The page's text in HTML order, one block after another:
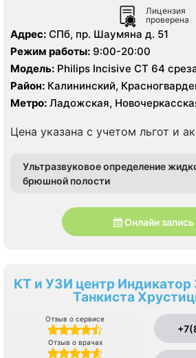
Лицензия
проверена
Адрес: СПб, пр. Шаумяна д. 51
Режим работы: 9:00-20:00
Модель: Philips Incisive CT 64
Район: Калининский,
Метро: Ладожская,
Цена указана с учетом льгот и
Ультразвуковое определение
брюшной полости
Онлайн запись
КТ и УЗИ центр Индикатор
Танкиста
Отзыв о сервисе
Отзыв о врачах